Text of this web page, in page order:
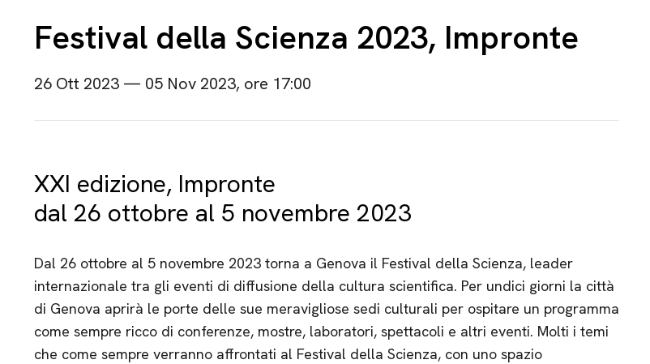
Festival della Scienza 2023, Impronte
26 Ott 2023 — 05 Nov 2023, ore 17:00
XXI edizione, Impronte
dal 26 ottobre al 5 novembre 2023
Dal 26 ottobre al 5 novembre 2023 torna a Genova il Festival della Scienza, leader
internazionale tra gli eventi di diffusione della cultura scientifica. Per undici giorni la città
di Genova aprirà le porte delle sue meravigliose sedi culturali per ospitare un programma
come sempre ricco di conferenze, mostre, laboratori, spettacoli e altri eventi. Molti i temi
che come sempre verranno affrontati al Festival della Scienza, con uno spazio